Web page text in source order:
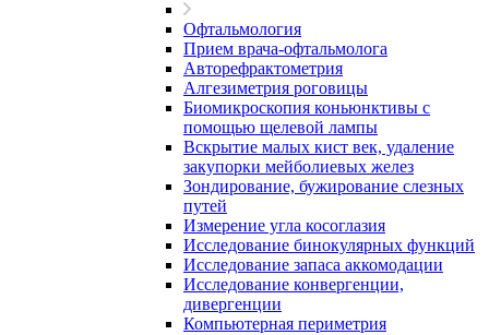
Офтальмология
Прием врача-офтальмолога
Авторефрактометрия
Алгезиметрия роговицы
Биомикроскопия коньюнктивы с
помощью щелевой лампы
Вскрытие малых кист век, удаление
закупорки мейболиевых желез
Зондирование, бужирование слезных
путей
Измерение угла косоглазия
Исследование бинокулярных функций
Исследование запаса аккомодации
Исследование конвергенции,
дивергенции
Компьютерная периметрия